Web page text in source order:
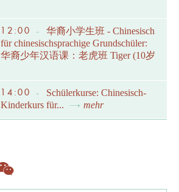
12:00 -
华裔小学生班 - Chinesisch
für chinesischsprachige Grundschüler:
华裔少年汉语课：老虎班 Tiger (10岁
14:00 -
Schülerkurse: Chinesisch-
Kinderkurs für...
mehr